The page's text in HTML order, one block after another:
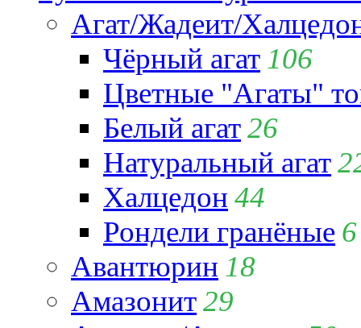
Агат/Жадеит/
Чёрный агат 106
Цветные "Агаты"
Белый агат26
Натуральный агат
Халцедон 44
Рондели гранёные 6
Авантюрин 18
Амазонит29